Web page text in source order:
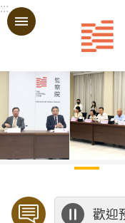
跳到主要內容區塊
:::